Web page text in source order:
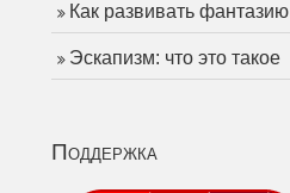
Как развивать фантазию
Эскапизм: что это такое
Поддержка